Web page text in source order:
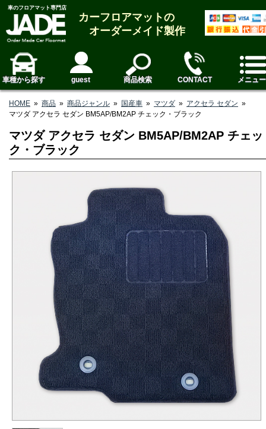
車のフロアマット専門店
カーフロアマットの
オーダーメイド製作
車種から探す guest 商品検索 CONTACT メニュー
HOME » 商品 » 商品ジャンル » 国産車 » マツダ » アクセラ セダン »
マツダ アクセラ セダン BM5AP/BM2AP チェック・ブラック
マツダ アクセラ セダン BM5AP/BM2AP チェッ
ク・ブラック